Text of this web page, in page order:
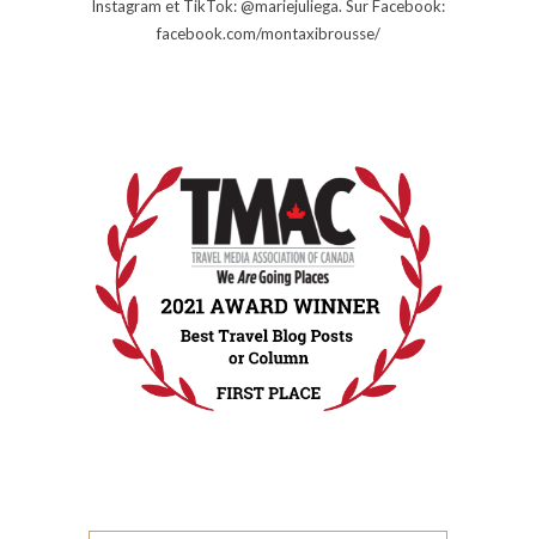
Instagram et TikTok: @mariejuliega. Sur Facebook:
facebook.com/montaxibrousse/